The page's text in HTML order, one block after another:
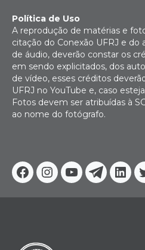
Facebook
Instagram
Youtube
Política de Uso
A reprodução de matérias e
citação do Conexão UFRJ e do
de áudio, deverão constar os
em sendo explicitados, dos
de vídeo, esses créditos
UFRJ no YouTube e, caso
Fotos devem ser atribuídas à
ao nome do fotógrafo.